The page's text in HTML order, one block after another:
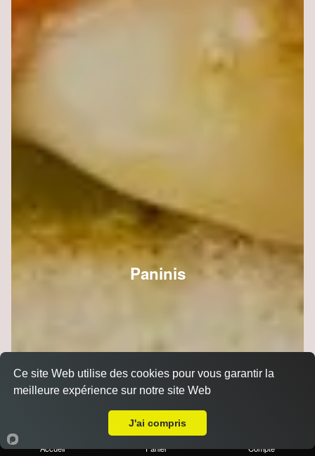
Paninis
Accueil Panier Compte
Ce site Web utilise des cookies pour vous garantir la
meilleure expérience sur notre site Web
J'ai compris